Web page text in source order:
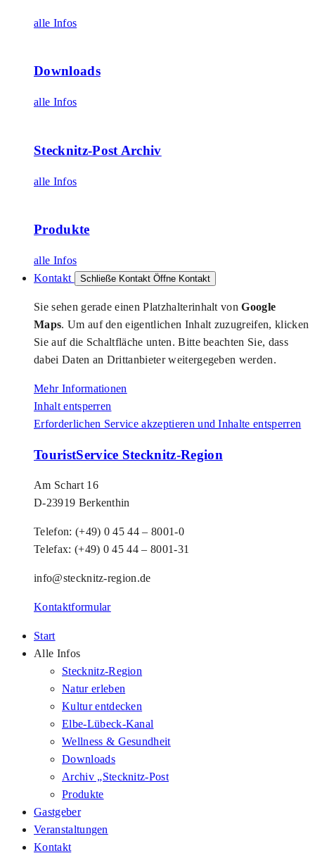
alle Infos
Downloads
alle Infos
Stecknitz-Post Archiv
alle Infos
Produkte
alle Infos
Kontakt
Schließe Kontakt Öffne Kontakt
Sie sehen gerade einen Platzhalterinhalt vonGoogle
Maps. Um auf den eigentlichen Inhalt zuzugreifen, klicken
Sie auf die Schaltfläche unten. Bitte beachten Sie, dass
dabei Daten an Drittanbieter weitergegeben werden.
Mehr Informationen
Inhalt entsperren
Erforderlichen Service akzeptieren und Inhalte entsperren
TouristService Stecknitz-Region
Am Schart 16
D-23919 Berkenthin
Telefon: (+49) 0 45 44 – 8001-0
Telefax: (+49) 0 45 44 – 8001-31
info@stecknitz-region.de
Kontaktformular
Start
Alle Infos
Stecknitz-Region
Natur erleben
Kultur entdecken
Elbe-Lübeck-Kanal
Wellness & Gesundheit
Downloads
Archiv „Stecknitz-Post
Produkte
Gastgeber
Veranstaltungen
Kontakt